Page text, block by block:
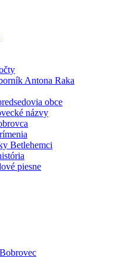
Antona Raka
obce
názvy
Betlehemci
piesne